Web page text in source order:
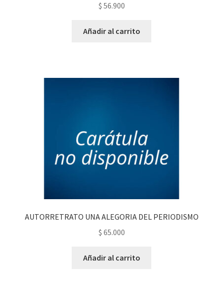
$ 56.900
Añadir al carrito
AUTORRETRATO UNA ALEGORIA DEL PERIODISMO
$ 65.000
Añadir al carrito